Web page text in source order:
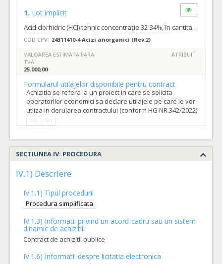
1. Lot implicit
Acid clorhidric (HCl) tehnic concentrație 32-34%, în cantitate totală de 25 tone, in conformitate cu cerintele din Caietul de sarcini.
COD CPV: 24311410-4 Acizi anorganici (Rev.2)
VALOAREA ESTIMATA FARA
TVA:
25.000,00
ATRIBUIT
Formularul utilajelor disponibile pentru contract
Achizitia se refera la un proiect in care se solicita
operatorilor economici sa declare utilajele pe care le vor
utliza in derularea contractului (conform HG NR.342/2022)
SECTIUNEA IV: PROCEDURA
IV.1) Descriere
IV.1.1) Tipul procedurii
Procedura simplificata
IV.1.3) Informatii privind un acord-cadru sau un sistem
dinamic de achizitii:
Contract de achizitii publice
IV.1.6) Informatii despre licitatia electronica